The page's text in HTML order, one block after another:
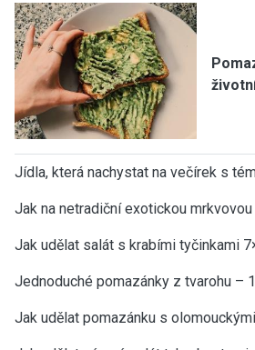
Jídla, která nachystat na večírek s
Jak na netradiční exotickou
Jak udělat salát s krabími tyčinkami
Jednoduché pomazánky z tvarohu –
Jak udělat pomazánku s